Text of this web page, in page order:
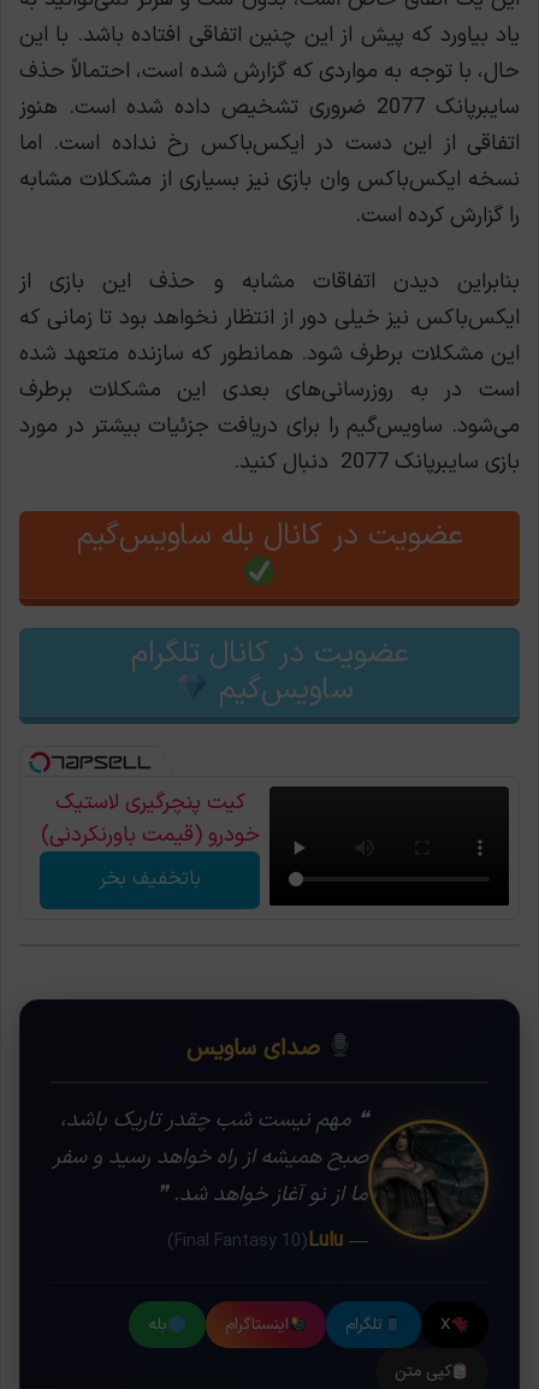
یاد بیاورد که پیش از این چنین اتفاقی افتاده باشد. با این
حال، با توجه به مواردی که گزارش شده است، احتمالاً حذف
سایبرپانک 2077 ضروری تشخیص داده شده است. هنوز
اتفاقی از این دست در ایکس‌باکس رخ نداده است. اما
نسخه ایکس‌باکس وان بازی نیز بسیاری از مشکلات مشابه
را گزارش کرده است.
بنابراین دیدن اتفاقات مشابه و حذف این بازی از
ایکس‌باکس نیز خیلی دور از انتظار نخواهد بود تا زمانی که
این مشکلات برطرف شود. همانطور که سازنده متعهد شده
است در به روزرسانی‌های بعدی این مشکلات برطرف
می‌شود. ساویس‌گیم را برای دریافت جزئیات بیشتر در مورد
بازی سایبرپانک 2077 دنبال کنید.
عضویت در کانال بله ساویس‌گیم
عضویت در کانال تلگرام
ساویس‌گیم
کیت پنچرگیری لاستیک
خودرو (قیمت باورنکردنی)
باتخفیف بخر
صدای ساویس
❝ مهم نیست شب چقدر تاریک باشد،
صبح همیشه از راه خواهد رسید و سفر
ما از نو آغاز خواهد شد. ❞
— Lulu
(Final Fantasy 10)
X تلگرام اینستاگرام
بله
کپی متن